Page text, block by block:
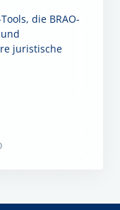
die BRAO-
juristische